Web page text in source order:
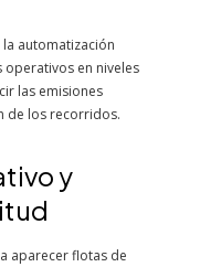
automatización
operativos en niveles
las emisiones
de los recorridos.
y
aparecer flotas de